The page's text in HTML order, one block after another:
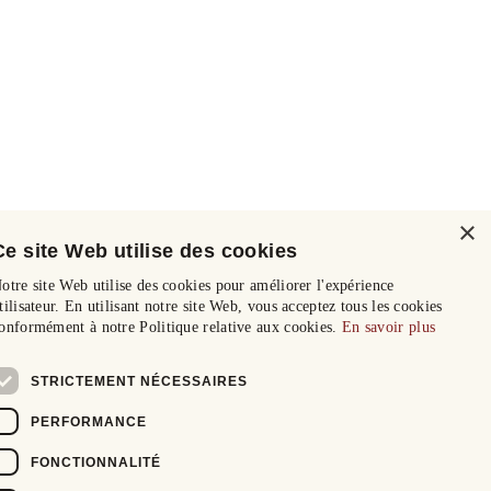
×
site Web utilise des cookies
site Web utilise des cookies pour améliorer l'expérience
En utilisant notre site Web, vous acceptez tous les cookies
à notre Politique relative aux cookies. En savoir plus
STRICTEMENT NÉCESSAIRES
PERFORMANCE
FONCTIONNALITÉ